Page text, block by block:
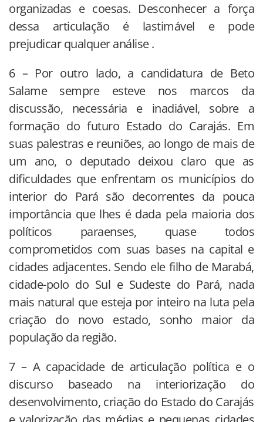
organizadas e coesas. Desconhecer a força
dessa articulação é lastimável e pode
prejudicar qualquer análise .
6 – Por outro lado, a candidatura de Beto
Salame sempre esteve nos marcos da
discussão, necessária e inadiável, sobre a
formação do futuro Estado do Carajás. Em
suas palestras e reuniões, ao longo de mais de
um ano, o deputado deixou claro que as
dificuldades que enfrentam os municípios do
interior do Pará são decorrentes da pouca
importância que lhes é dada pela maioria dos
políticos paraenses, quase todos
comprometidos com suas bases na capital e
cidades adjacentes. Sendo ele filho de Marabá,
cidade-polo do Sul e Sudeste do Pará, nada
mais natural que esteja por inteiro na luta pela
criação do novo estado, sonho maior da
população da região.
7 – A capacidade de articulação política e o
discurso baseado na interiorização do
desenvolvimento, criação do Estado do Carajás